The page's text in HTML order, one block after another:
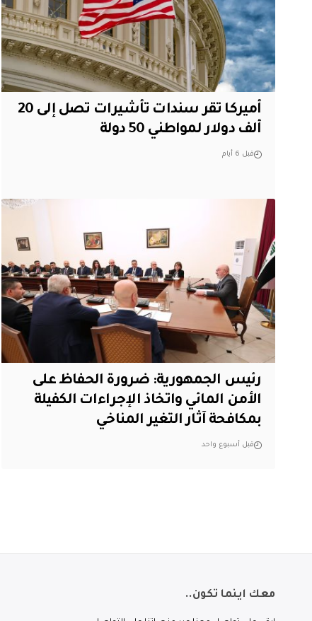
أميركا تقر سندات تأشيرات تصل إلى 20
ألف دولار لمواطني 50 دولة
قبل 6 أيام
رئيس الجمهورية: ضرورة الحفاظ على
الأمن المائي واتخاذ الإجراءات الكفيلة
بمكافحة آثار التغير المناخي
قبل أسبوع واحد
معك اينما تكون..